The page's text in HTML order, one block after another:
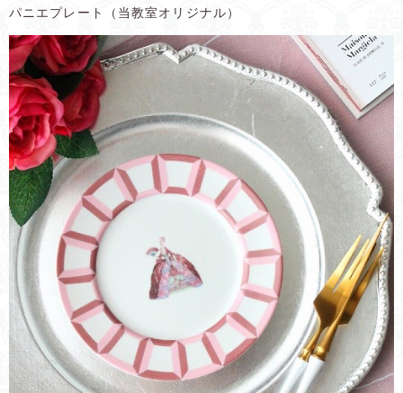
パニエプレート（当教室オリジナル）